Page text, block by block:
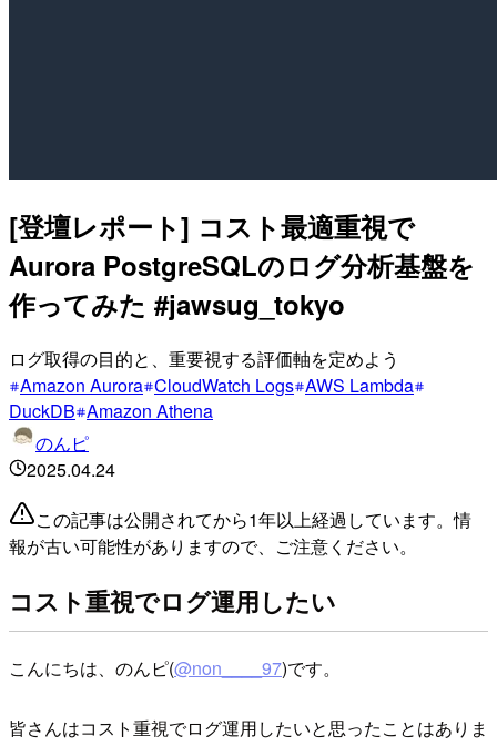
[登壇レポート] コスト最適重視で
Aurora PostgreSQLのログ分析基盤を
作ってみた #jawsug_tokyo
ログ取得の目的と、重要視する評価軸を定めよう
Amazon Aurora CloudWatch Logs AWS Lambda
DuckDB Amazon Athena
のんピ
2025.04.24
この記事は公開されてから1年以上経過しています。情
報が古い可能性がありますので、ご注意ください。
コスト重視でログ運用したい
こんにちは、のんピ(@non____97)です。
皆さんはコスト重視でログ運用したいと思ったことはありま